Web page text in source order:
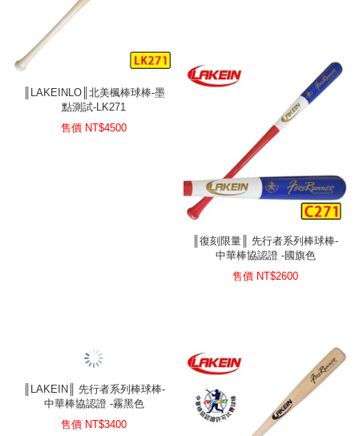
║LAKEINLO║北美楓棒球棒-墨
點測試-LK271
售價 NT$4500
║復刻限量║ 先行者系列棒球棒-
中華棒協認證 -國旗色
售價 NT$2600
║LAKEIN║ 先行者系列棒球棒-
中華棒協認證 -霧黑色
售價 NT$3400